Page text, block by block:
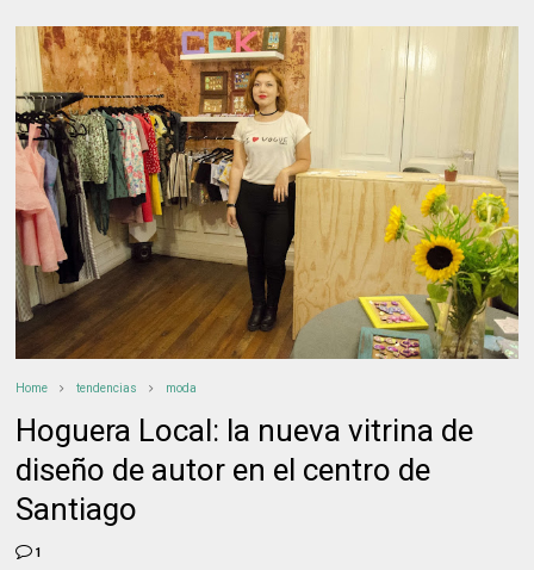
Home tendencias moda
Hoguera Local: la nueva vitrina de
diseño de autor en el centro de
Santiago
1